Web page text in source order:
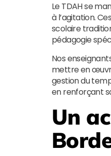
Le TDAH se
à l’agitation.
scolaire
pédagogie
Nos
mettre en
gestion du
en renforçant
Un